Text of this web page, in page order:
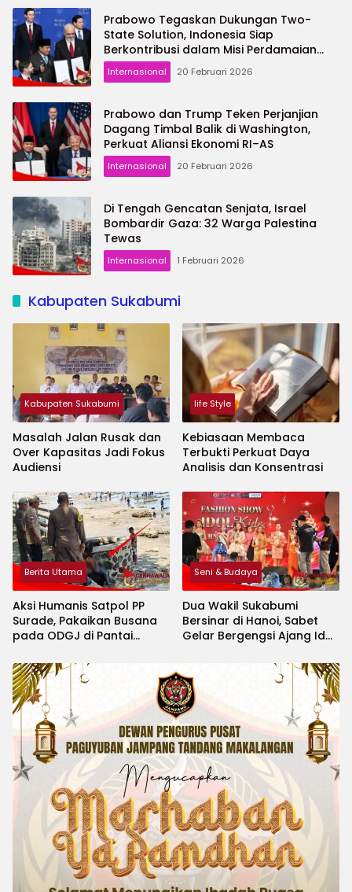
Prabowo Tegaskan Dukungan Two-
State Solution, Indonesia Siap
Berkontribusi dalam Misi Perdamaian
Gaza
Internasional 20 Februari 2026
Prabowo dan Trump Teken Perjanjian
Dagang Timbal Balik di Washington,
Perkuat Aliansi Ekonomi RI–AS
Internasional 20 Februari 2026
Di Tengah Gencatan Senjata, Israel
Bombardir Gaza: 32 Warga Palestina
Tewas
Internasional 1 Februari 2026
Kabupaten Sukabumi
Kabupaten Sukabumi
Masalah Jalan Rusak dan
Over Kapasitas Jadi Fokus
Audiensi
life Style
Kebiasaan Membaca
Terbukti Perkuat Daya
Analisis dan Konsentrasi
Berita Utama
Aksi Humanis Satpol PP
Surade, Pakaikan Busana
pada ODGJ di Pantai
Seni & Budaya
Dua Wakil Sukabumi
Bersinar di Hanoi, Sabet
Gelar Bergengsi Ajang Idol